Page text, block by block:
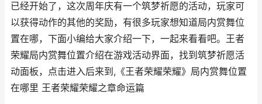
已经开始了，这次周年庆有一个筑梦祈愿的活动，玩家可
以获得动作的其他的奖励，有很多玩家想知道局内赏舞位
置在哪，下面小编给大家介绍一下，一起来看看吧。王者
荣耀局内赏舞位置介绍在游戏活动界面，找到筑梦祈愿活
动面板，点击进入后来到,《王者荣耀荣耀》局内赏舞位置
在哪里 王者荣耀荣耀之章命运篇